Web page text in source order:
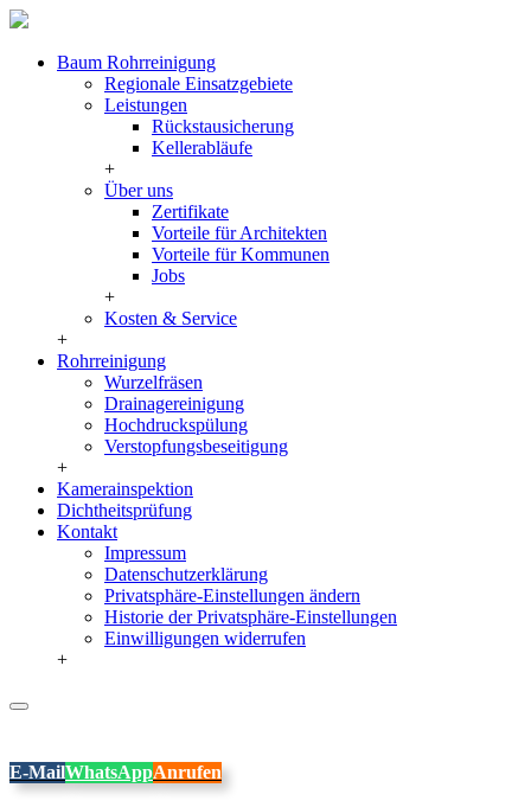
Baum Rohrreinigung
Regionale Einsatzgebiete
Leistungen
Rückstausicherung
Kellerabläufe
+
Über uns
Zertifikate
Vorteile für Architekten
Vorteile für Kommunen
Jobs
+
Kosten & Service
+
Rohrreinigung
Wurzelfräsen
Drainagereinigung
Hochdruckspülung
Verstopfungsbeseitigung
+
Kamerainspektion
Dichtheitsprüfung
Kontakt
Impressum
Datenschutzerklärung
Privatsphäre-Einstellungen ändern
Historie der Privatsphäre-Einstellungen
Einwilligungen widerrufen
+
E-MailWhatsAppAnrufen